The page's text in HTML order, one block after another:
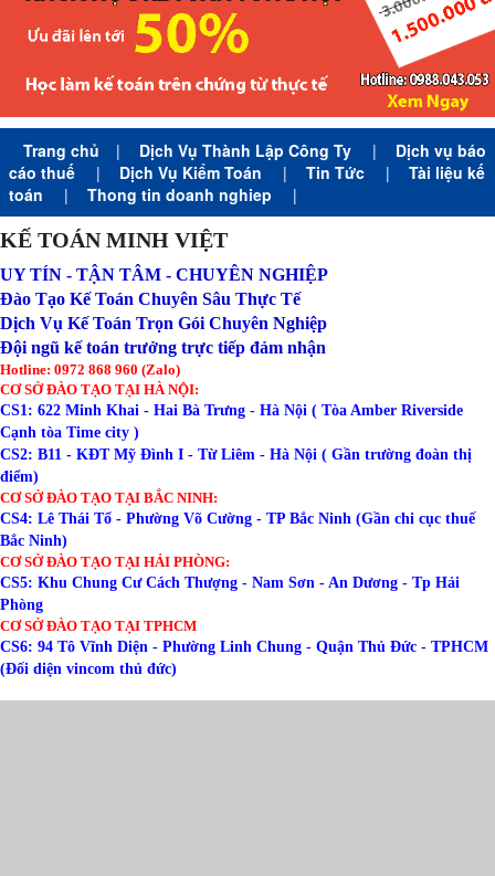
Trang chủ | Dịch Vụ Thành Lập Công Ty |
Dịch vụ báo
cáo thuế
| Dịch Vụ Kiểm Toán | Tin Tức |
Tài liệu kế
toán
| Thong tin doanh nghiep |
KẾ TOÁN MINH VIỆT
UY TÍN - TẬN TÂM - CHUYÊN NGHIỆP
Đào Tạo Kế Toán Chuyên Sâu Thực Tế
Dịch Vụ Kế Toán Trọn Gói Chuyên Nghiệp
Đội ngũ kế toán trưởng trực tiếp đảm nhận
Hotline: 0972 868 960 (Zalo)
CƠ SỞ ĐÀO TẠO TẠI HÀ NỘI:
CS1: 622 Minh Khai - Hai Bà Trưng - Hà Nội ( Tòa Amber Riverside
Cạnh tòa Time city )
CS2: B11 - KĐT Mỹ Đình I - Từ Liêm - Hà Nội ( Gần trường đoàn thị
điểm)
CƠ SỞ ĐÀO TẠO TẠI BẮC NINH:
CS4: Lê Thái Tổ - Phường Võ Cường - TP Bắc Ninh (Gần chi cục thuế
Bắc Ninh)
CƠ SỞ ĐÀO TẠO TẠI HẢI PHÒNG:
CS5: Khu Chung Cư Cách Thượng - Nam Sơn - An Dương - Tp Hải
Phòng
CƠ SỞ ĐÀO TẠO TẠI TPHCM
CS6: 94 Tô Vĩnh Diện - Phường Linh Chung - Quận Thủ Đức - TPHCM
(Đối diện vincom thủ đức)